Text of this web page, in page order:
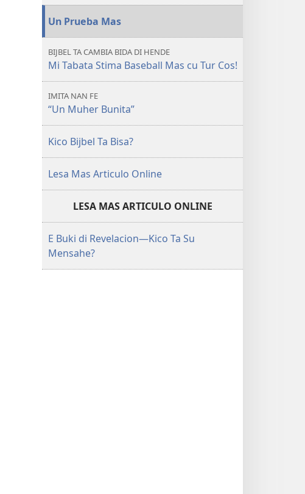
Bo?
Un Prueba Mas
BIJBEL TA CAMBIA BIDA DI HENDE
Mi Tabata Stima Baseball Mas cu Tur Cos!
IMITA NAN FE
“Un Muher Bunita”
Kico Bijbel Ta Bisa?
Lesa Mas Articulo Online
LESA MAS ARTICULO ONLINE
E Buki di Revelacion—Kico Ta Su
Mensahe?